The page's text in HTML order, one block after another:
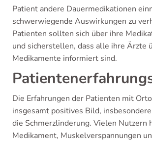
Patient andere Dauermedikationen
schwerwiegende Auswirkungen zu
Patienten sollten sich über ihre
und sicherstellen, dass alle ihre Ärzte
Medikamente informiert sind.
Die Erfahrungen der Patienten mit
insgesamt positives Bild,
die Schmerzlinderung. Vielen Nutzern
Medikament, Muskelverspannungen